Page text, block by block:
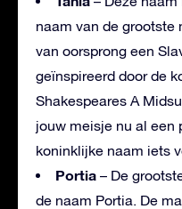
naam van de grootste
van oorsprong een
geïnspireerd door de
Shakespeares A
jouw meisje nu al een
koninklijke naam iets
Portia – De
de naam Portia. De